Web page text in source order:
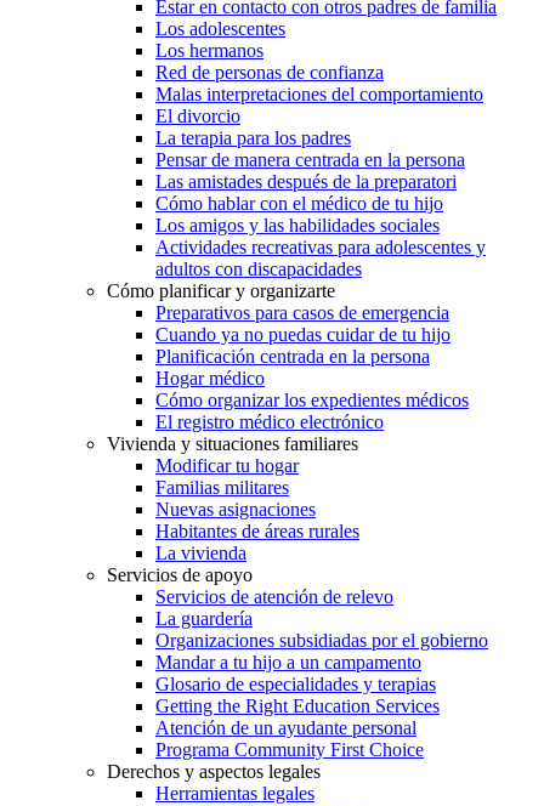
Estar en contacto con otros padres de familia
Los adolescentes
Los hermanos
Red de personas de confianza
Malas interpretaciones del comportamiento
El divorcio
La terapia para los padres
Pensar de manera centrada en la persona
Las amistades después de la preparatori
Cómo hablar con el médico de tu hijo
Los amigos y las habilidades sociales
Actividades recreativas para adolescentes y
adultos con discapacidades
Cómo planificar y organizarte
Preparativos para casos de emergencia
Cuando ya no puedas cuidar de tu hijo
Planificación centrada en la persona
Hogar médico
Cómo organizar los expedientes médicos
El registro médico electrónico
Vivienda y situaciones familiares
Modificar tu hogar
Familias militares
Nuevas asignaciones
Habitantes de áreas rurales
La vivienda
Servicios de apoyo
Servicios de atención de relevo
La guardería
Organizaciones subsidiadas por el gobierno
Mandar a tu hijo a un campamento
Glosario de especialidades y terapias
Getting the Right Education Services
Atención de un ayudante personal
Programa Community First Choice
Derechos y aspectos legales
Herramientas legales